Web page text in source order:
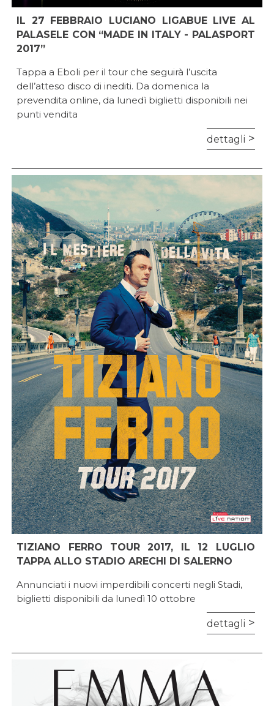
IL 27 FEBBRAIO LUCIANO LIGABUE LIVE AL
PALASELE CON “MADE IN ITALY - PALASPORT
2017”
Tappa a Eboli per il tour che seguirà l’uscita
dell’atteso disco di inediti. Da domenica la
prevendita online, da lunedì biglietti disponibili nei
punti vendita
dettagli
TIZIANO FERRO TOUR 2017, IL 12 LUGLIO
TAPPA ALLO STADIO ARECHI DI SALERNO
Annunciati i nuovi imperdibili concerti negli Stadi,
biglietti disponibili da lunedì 10 ottobre
dettagli